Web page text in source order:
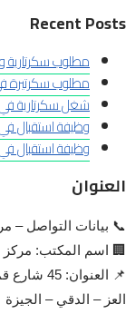
Recent Posts
مطلوب سكرتارية
مطلوب سكرتيرة في
شغل سكرتارية في
وظيفة استقبال في
وظيفة استقبال في
العنوان
📞 بيانات التواصل –
🏢 اسم المكتب: مركز
📌
العز – الدقي – الجيزة